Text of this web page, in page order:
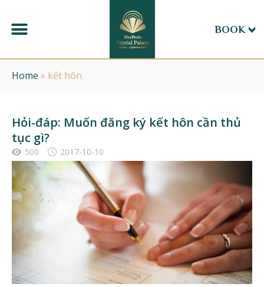
BOOK
Home » kết hôn
Hỏi-đáp: Muốn đăng ký kết hôn cần thủ
tục gì?
500 2017-10-10